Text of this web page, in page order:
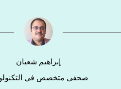
إبراهيم شعبان
صحفي متخصص في